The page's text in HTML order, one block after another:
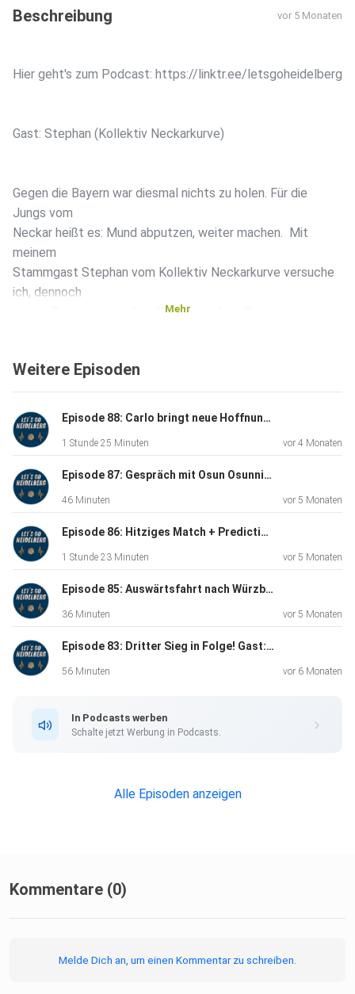
Beschreibung vor 5 Monaten
Hier geht's zum Podcast: https://linktr.ee/letsgoheidelberg
Gast: Stephan (Kollektiv Neckarkurve)
Gegen die Bayern war diesmal nichts zu holen. Für die
Jungs vom
Neckar heißt es: Mund abputzen, weiter machen. Mit
meinem
Stammgast Stephan vom Kollektiv Neckarkurve versuche
ich, dennoch
etwas Positives aus dem Spiel zu ziehen. Danach lenken
sowie die
noch
nicht geschehen, meldet euch hier an:
https://kollektiv-neckarkurve.de/auswaertsfahrten/
Dazu: Wir blicken auf die Tabelle und die nächsten Spiele.
Diesmal eine kompaktere Folge, 35 spaßige Minuten rund
Jungs vom Neckar. Für echte Fans, von echten Fans
gemacht!
Viel Spaß mit der neuen Episode!
(Ab 20:00) Auswärtsfahrt nach Würzburg
Mehr
Weitere Episoden
Episode 88: Carlo bringt neue Hoffnung in Heidelberg! Gäste: Veit + BBL-Chris
1 Stunde 25 Minuten vor 4 Monaten
Episode 87: Gespräch mit Osun Osunniyi (MLP Academics)
46 Minuten vor 5 Monaten
Episode 86: Hitziges Match + Predictions Revisited - Gast: Sammy (Chemnitz)
1 Stunde 23 Minuten vor 5 Monaten
Episode 85: Auswärtsfahrt nach Würzburg - Gast: Stacki (Dyn)
36 Minuten vor 5 Monaten
Episode 83: Dritter Sieg in Folge! Gast: Leo (Kollektiv Neckarkurve)
56 Minuten vor 6 Monaten
In Podcasts werben
Schalte jetzt Werbung in Podcasts.
Alle Episoden anzeigen
Kommentare (0)
Melde Dich an, um einen Kommentar zu schreiben.